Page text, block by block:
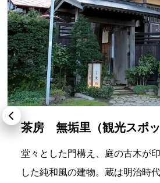
茶房 無垢里（観光スポッ
堂々とした門構え、庭の古木が
した純和風の建物。蔵は明治時